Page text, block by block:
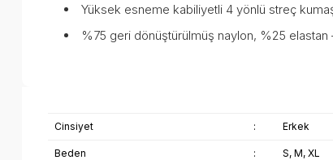
Yüksek esneme kabiliyetli 4 yönlü streç
%75 geri dönüştürülmüş naylon, %25 elastan
Cinsiyet : Erkek
Beden : S, M, XL